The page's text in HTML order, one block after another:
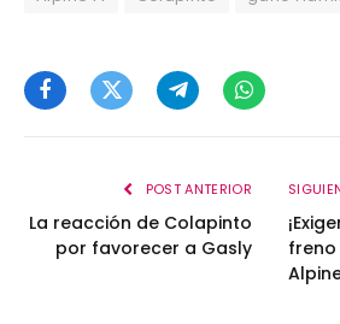
FacebookTwitterTelegramWhatsApp
POST ANTERIOR
La reacción de Colapinto
por favorecer a Gasly